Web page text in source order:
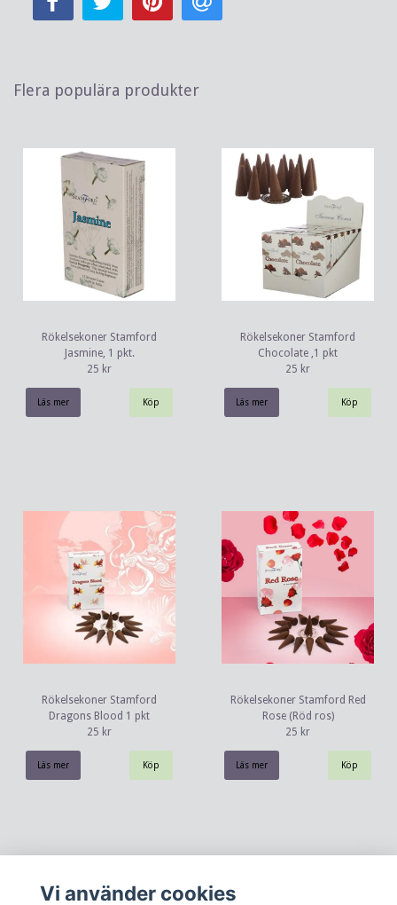
Flera populära produkter
Rökelsekoner Stamford
Jasmine, 1 pkt.
25 kr
Läs mer
Rökelsekoner Stamford
Chocolate ,1 pkt
25 kr
Läs mer
Rökelsekoner Stamford
Dragons Blood 1 pkt
25 kr
Läs mer
Rökelsekoner Stamford Red
Rose (Röd ros)
25 kr
Läs mer
Vi använder cookies